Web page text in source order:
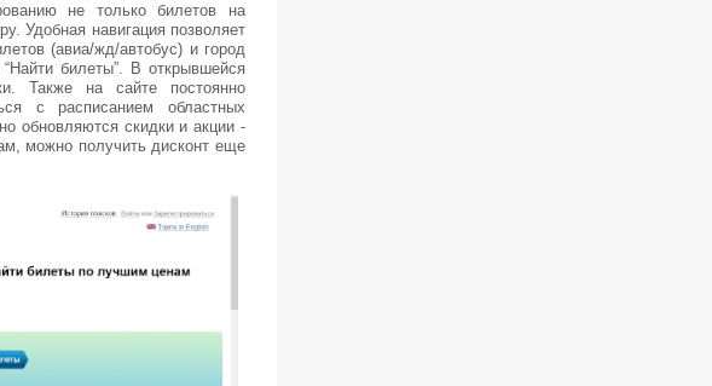
не только билетов на
Удобная навигация позволяет
(авиа/жд/автобус) и город
билеты”. В открывшейся
Также на сайте постоянно
с расписанием областных
обновляются скидки и акции -
можно получить дисконт еще